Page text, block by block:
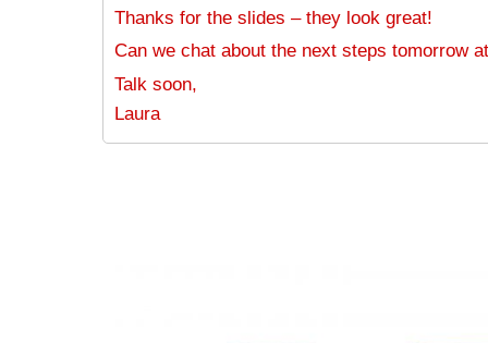
Thanks for the slides – they look great!
Can we chat about the next steps tomorrow
Talk soon,
Laura